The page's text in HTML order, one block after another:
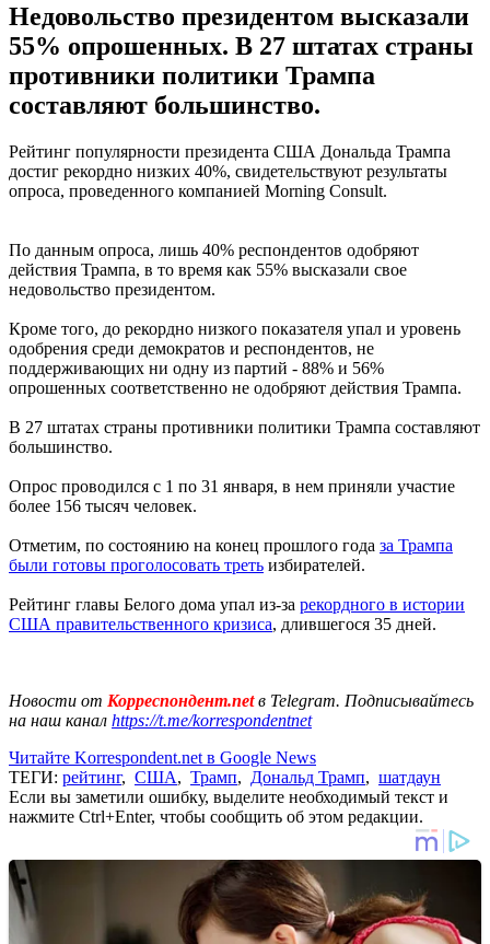
Недовольство президентом высказали
55% опрошенных. В 27 штатах страны
противники политики Трампа
составляют большинство.
Рейтинг популярности президента США Дональда Трампа
достиг рекордно низких 40%, свидетельствуют результаты
опроса, проведенного компанией Morning Consult.
По данным опроса, лишь 40% респондентов одобряют
действия Трампа, в то время как 55% высказали свое
недовольство президентом.
Кроме того, до рекордно низкого показателя упал и уровень
одобрения среди демократов и респондентов, не
поддерживающих ни одну из партий - 88% и 56%
опрошенных соответственно не одобряют действия Трампа.
В 27 штатах страны противники политики Трампа составляют
большинство.
Опрос проводился с 1 по 31 января, в нем приняли участие
более 156 тысяч человек.
Отметим, по состоянию на конец прошлого года за Трампа
были готовы проголосовать треть избирателей.
Рейтинг главы Белого дома упал из-за рекордного в истории
США правительственного кризиса, длившегося 35 дней.
Новости от Корреспондент.netв Telegram. Подписывайтесь
на наш канал https://t.me/korrespondentnet
Читайте Korrespondent.net в Google News
ТЕГИ: рейтинг, США, Трамп, Дональд Трамп, шатдаун
Если вы заметили ошибку, выделите необходимый текст и
нажмите Ctrl+Enter, чтобы сообщить об этом редакции.